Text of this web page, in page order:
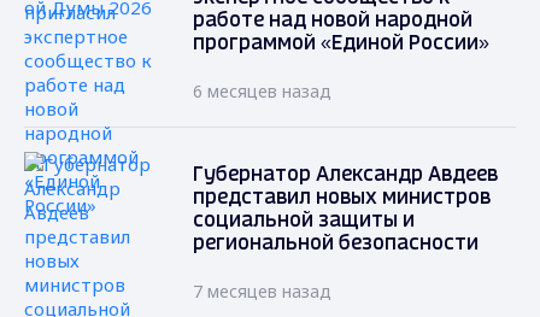
работе над новой народной
программой «Единой России»
6 месяцев назад
Губернатор Александр Авдеев
представил новых министров
социальной защиты и
региональной безопасности
7 месяцев назад